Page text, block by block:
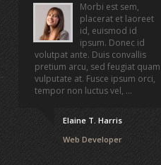
Morbi est sem,
placerat et laoreet
id, euismod id
ipsum. Donec id
volutpat ante. Duis convallis
pretium arcu, sed feugiat quam
vulputate at. Fusce ipsum orci,
tempor non luctus vel, ...
Elaine T. Harris
Web Developer